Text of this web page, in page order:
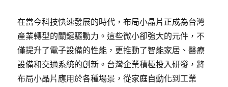
在當今科技快速發展的時代，布局小晶片正成為台灣
產業轉型的關鍵驅動力。這些微小卻強大的元件，不
僅提升了電子設備的性能，更推動了智能家居、醫療
設備和交通系統的創新。台灣企業積極投入研發，將
布局小晶片應用於各種場景，從家庭自動化到工業